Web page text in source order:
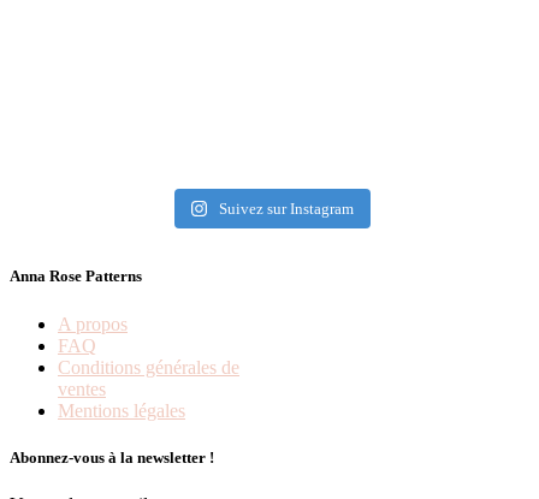
Suivez sur Instagram
Anna Rose Patterns
A propos
FAQ
Conditions générales de
ventes
Mentions légales
Abonnez-vous à la newsletter !